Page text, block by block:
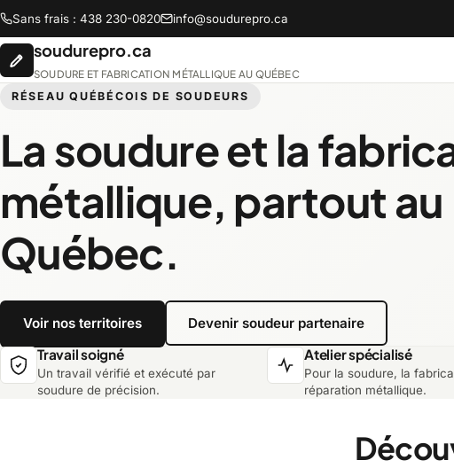
Sans frais : 438 230-0820 info@soudurepro.ca
soudurepro.ca
SOUDURE ET FABRICATION MÉTALLIQUE AU QUÉBEC
Chaudière-Appalaches
Saguenay-Lac-Saint-Jean
RÉSEAU QUÉBÉCOIS DE SOUDEURS
La soudure et la
métallique, partout au
Québec.
Voir nos territoires Devenir soudeur partenaire
Travail soigné
Un travail vérifié et exécuté par
soudure de précision.
Atelier spécialisé
Pour la soudure, la
réparation métallique.